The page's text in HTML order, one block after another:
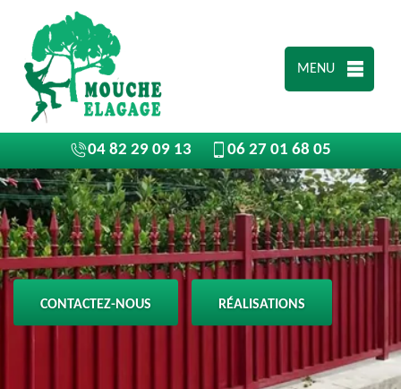
MENU
04 82 29 09 13 06 27 01 68 05
CONTACTEZ-NOUS RÉALISATIONS